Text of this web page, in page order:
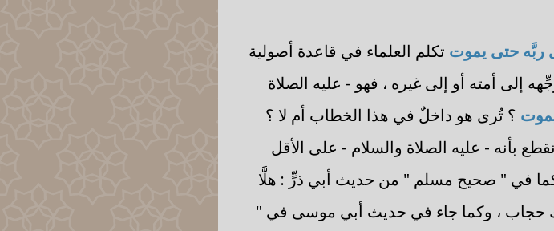
ربَّه حتى يموت تكلم العلماء في قاعدة أصولية
أمته أو إلى غيره ، فهو - عليه الصلاة
؟ تُرى هو داخلٌ في هذا الخطاب أم لا ؟
بأنه - عليه الصلاة والسلام - على الأقل
في " صحيح مسلم " من حديث أبي ذرٍّ : هلَّا
حجاب ، وكما جاء في حديث أبي موسى في "